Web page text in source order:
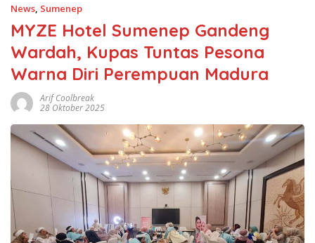
News, Sumenep
MYZE Hotel Sumenep Gandeng
Wardah, Kupas Tuntas Pesona
Warna Diri Perempuan Madura
Arif Coolbreak
28 Oktober 2025